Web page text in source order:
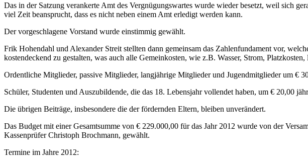
Das in der Satzung verankerte Amt des Vergnügungswartes wurde wieder besetzt, weil sich
viel Zeit beansprucht, dass es nicht neben einem Amt erledigt werden kann.
Der vorgeschlagene Vorstand wurde einstimmig gewählt.
Frik Hohendahl und Alexander Streit stellten dann gemeinsam das Zahlenfundament vor,
kostendeckend zu gestalten, was auch alle Gemeinkosten, wie z.B. Wasser, Strom,
Ordentliche Mitglieder, passive Mitglieder, langjährige Mitglieder und Jugendmitglieder um €
Schüler, Studenten und Auszubildende, die das 18. Lebensjahr vollendet haben, um € 20,00
Die übrigen Beiträge, insbesondere die der fördernden Eltern, bleiben unverändert.
Das Budget mit einer Gesamtsumme von € 229.000,00 für das Jahr 2012 wurde von der
Kassenprüfer Christoph Brochmann, gewählt.
Termine im Jahre 2012: